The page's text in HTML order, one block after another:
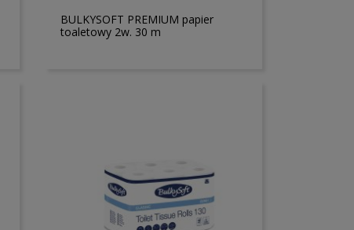
BULKYSOFT PREMIUM papier
toaletowy 2w. 30 m